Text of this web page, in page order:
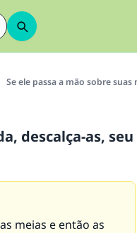
Se ele passa a mão sobre
descalça-as, seu
meias e então as